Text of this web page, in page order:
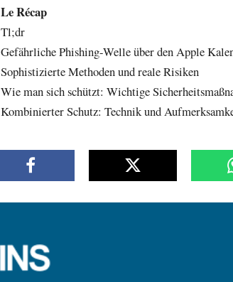
Le Récap
Tl;dr
Gefährliche Phishing-Welle über den Apple
Sophistizierte Methoden und reale Risiken
Wie man sich schützt: Wichtige
Kombinierter Schutz: Technik und